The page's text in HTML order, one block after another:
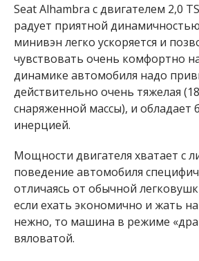
Seat Alhambra с двигателем 2,0
радует приятной
минивэн легко ускоряется и
чувствовать очень комфортно
динамике автомобиля надо
действительно очень тяжелая
снаряженной массы), и обладает
инерцией.
Мощности двигателя хватает с
поведение автомобиля
отличаясь от обычной
если ехать экономично и жать
нежно, то машина в режиме
вяловатой.